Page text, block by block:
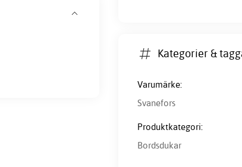
Kategorier &
Varumärke:
Svanefors
Produktkategori:
Bordsdukar